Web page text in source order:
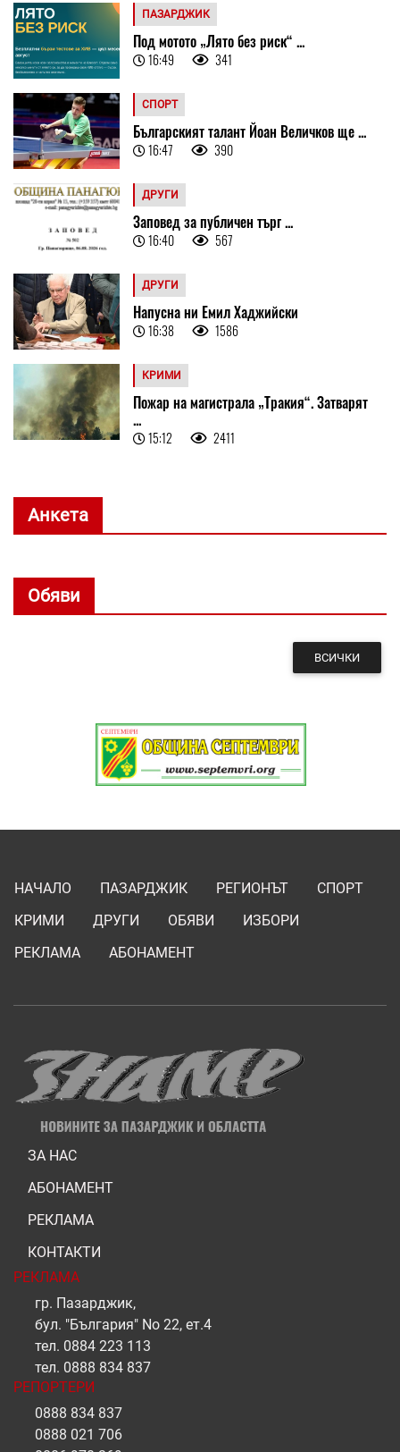
ПАЗАРДЖИК
Под мотото „Лято без риск“ ...
16:49 341
СПОРТ
Българският талант Йоан Величков ще ...
16:47 390
ДРУГИ
Заповед за публичен търг ...
16:40 567
ДРУГИ
Напусна ни Емил Хаджийски
16:38 1586
КРИМИ
Пожар на магистрала „Тракия“. Затварят
...
15:12 2411
Анкета
Обяви
ВСИЧКИ
НАЧАЛО ПАЗАРДЖИК РЕГИОНЪТ
СПОРТ
КРИМИ
ДРУГИ ОБЯВИ
ИЗБОРИ
РЕКЛАМА
АБОНАМЕНТ
ЗА НАС
АБОНАМЕНТ
РЕКЛАМА
КОНТАКТИ
РЕКЛАМА
гр. Пазарджик,
бул. "България" No 22, ет.4
тел. 0884 223 113
тел. 0888 834 837
РЕПОРТЕРИ
0888 834 837
0888 021 706